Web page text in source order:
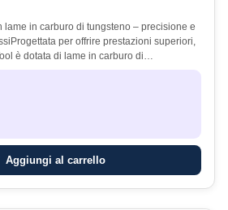
lame in carburo di tungsteno – precisione e
per offrire prestazioni superiori,
è dotata di lame in carburo di…
Aggiungi al carrello